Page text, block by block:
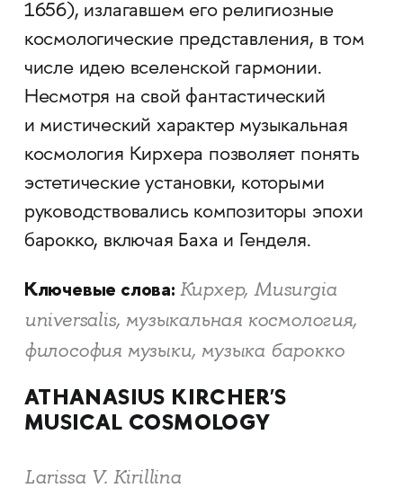
1656), излагавшем его религиозные
космологические представления, в том
числе идею вселенской гармонии.
Несмотря на свой фантастический
и мистический характер музыкальная
космология Кирхера позволяет понять
эстетические установки, которыми
руководствовались композиторы эпохи
барокко, включая Баха и Генделя.
Ключевые слова: Кирхер, Musurgia
universalis, музыкальная космология,
философия музыки, музыка барокко
ATHANASIUS KIRCHER'S
MUSICAL COSMOLOGY
Larissa V. Kirillina